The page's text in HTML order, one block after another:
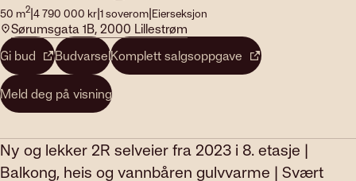
50 m2|4 790 000 kr|1soverom|Eierseksjon
Sørumsgata 1B, 2000 Lillestrøm
Gi bud
BudvarselKomplett salgsoppgave
Meld deg på visning
Ny og lekker 2R selveier fra 2023 i 8. etasje |
Balkong, heis og vannbåren gulvvarme | Svært